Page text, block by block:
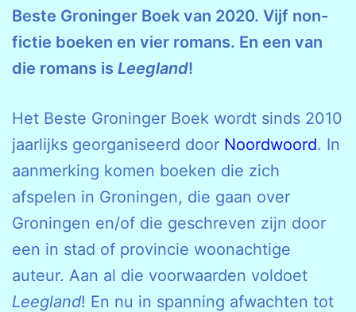
Beste Groninger Boek van 2020. Vijf non-
fictie boeken en vier romans. En een van
die romans is Leegland!
Het Beste Groninger Boek wordt sinds 2010
jaarlijks georganiseerd door Noordwoord. In
aanmerking komen boeken die zich
afspelen in Groningen, die gaan over
Groningen en/of die geschreven zijn door
een in stad of provincie woonachtige
auteur. Aan al die voorwaarden voldoet
Leegland! En nu in spanning afwachten tot